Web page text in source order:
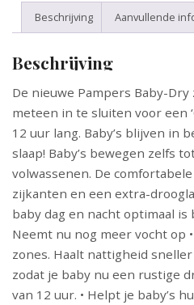
Beschrijving Aanvullende
Beschrijving
De nieuwe Pampers Baby-
meteen in te sluiten voor een
12 uur lang. Baby’s blijven in
slaap! Baby’s bewegen zelfs
volwassenen. De
zijkanten en een extra-
baby dag en nacht optimaal is
Neemt nu nog meer vocht op
zones. Haalt nattigheid sneller
zodat je baby nu een rustige
van 12 uur. • Helpt je baby’s